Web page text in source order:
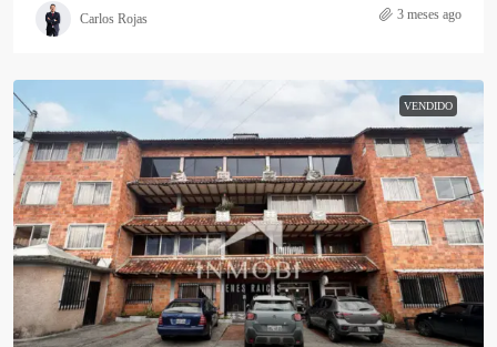
Carlos Rojas 3 meses ago
VENDIDO